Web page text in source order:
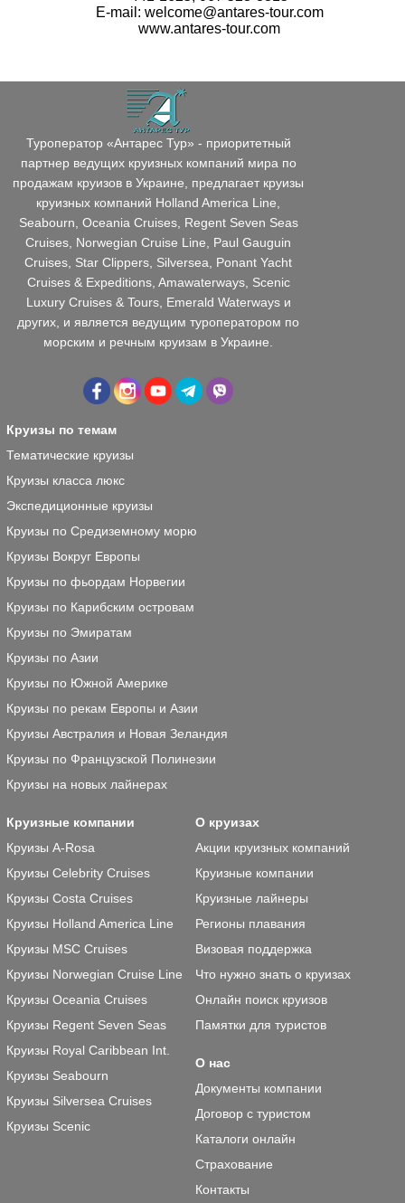
E-mail: welcome@antares-tour.com
www.antares-tour.com
Туроператор «Антарес Тур» - приоритетный
партнер ведущих круизных компаний мира по
продажам круизов в Украине, предлагает круизы
круизных компаний Holland America Line,
Seabourn, Oceania Cruises, Regent Seven Seas
Cruises, Norwegian Cruise Line, Paul Gauguin
Cruises, Star Clippers, Silversea, Ponant Yacht
Cruises & Expeditions, Amawaterways, Scenic
Luxury Cruises & Tours, Emerald Waterways и
других, и является ведущим туроператором по
морским и речным круизам в Украине.
Круизы по темам
Тематические круизы
Круизы класса люкс
Экспедиционные круизы
Круизы по Средиземному морю
Круизы Вокруг Европы
Круизы по фьордам Норвегии
Круизы по Карибским островам
Круизы по Эмиратам
Круизы по Азии
Круизы по Южной Америке
Круизы по рекам Европы и Азии
Круизы Австралия и Новая Зеландия
Круизы по Французской Полинезии
Круизы на новых лайнерах
Круизные компании
Круизы A-Rosa
Круизы Celebrity Cruises
Круизы Costa Cruises
Круизы Holland America Line
Круизы MSC Cruises
Круизы Norwegian Cruise Line
Круизы Oceania Cruises
Круизы Regent Seven Seas
Круизы Royal Caribbean Int.
Круизы Seabourn
Круизы Silversea Cruises
Круизы Scenic
О круизах
Акции круизных компаний
Круизные компании
Круизные лайнеры
Регионы плавания
Визовая поддержка
Что нужно знать о круизах
Онлайн поиск круизов
Памятки для туристов
О нас
Документы компании
Договор с туристом
Каталоги онлайн
Страхование
Контакты